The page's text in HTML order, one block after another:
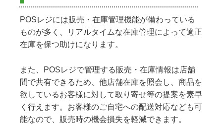
POSレジには販売・在庫管理機能が備わっている
ものが多く、リアルタイムな在庫管理によって適正
在庫を保つ助けになります。
また、POSレジで管理する販売・在庫情報は店舗
間で共有できるため、他店舗在庫を照会し、商品を
欲しているお客様に対して取り寄せ等の提案を素早
く行えます。お客様のご自宅への配送対応なども可
能なので、販売時の機会損失を軽減できます。